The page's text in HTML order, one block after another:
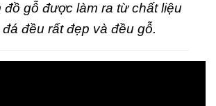
đồ gỗ được làm ra từ chất liệu
đều rất đẹp và đều gỗ.